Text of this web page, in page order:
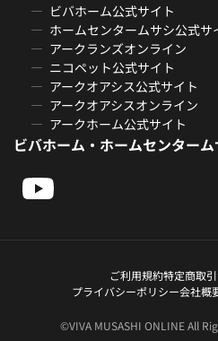
ビバホーム公式サイト
ホームセンタームサシ公式サ
アークランズオンライン
ニコペット公式サイト
アークオアシス公式サイト
アークオアシスオンライン
アークホーム公式サイト
ビバホーム・ホームセンター
ご利用規約特定商取
プライバシーポリシー会社概
©VIVA MUSASHI ONLINE All